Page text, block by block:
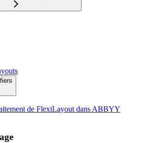
de FlexiLayout dans ABBYY